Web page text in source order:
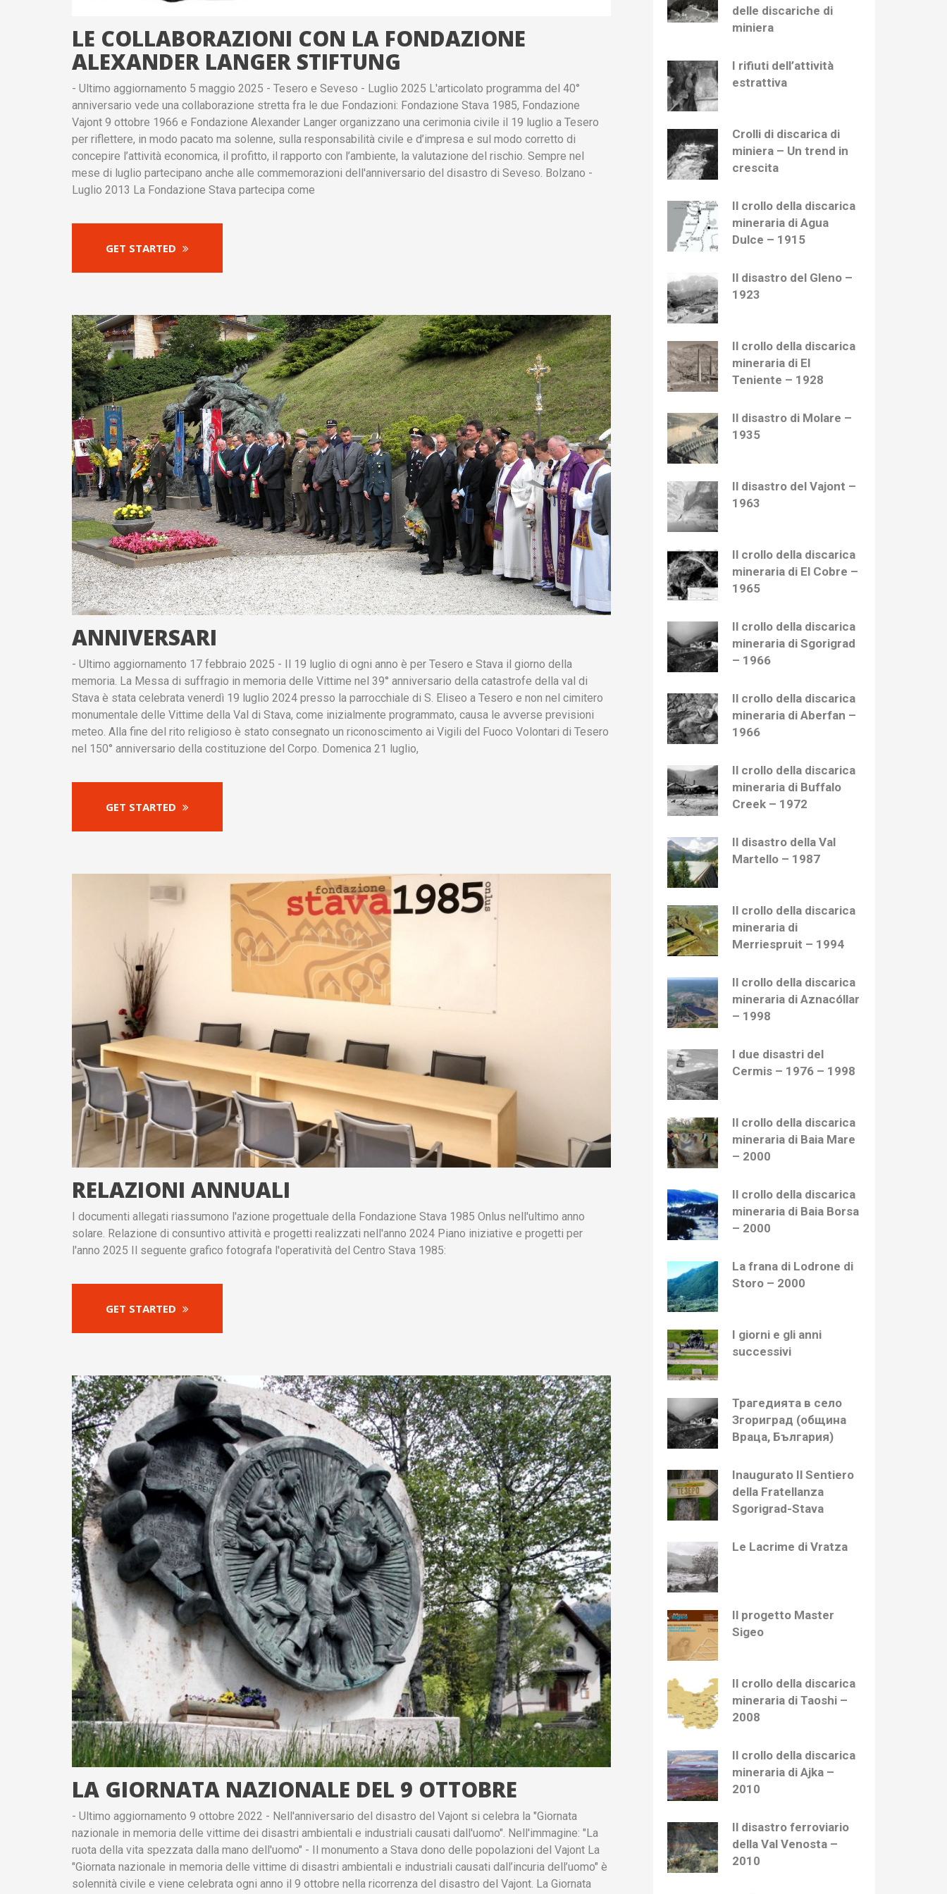
LE COLLABORAZIONI CON LA FONDAZIONE
ALEXANDER LANGER STIFTUNG
- Ultimo aggiornamento 5 maggio 2025 - Tesero e Seveso - Luglio 2025 L'articolato programma del 40°
anniversario vede una collaborazione stretta fra le due Fondazioni: Fondazione Stava 1985, Fondazione
Vajont 9 ottobre 1966 e Fondazione Alexander Langer organizzano una cerimonia civile il 19 luglio a Tesero
per riflettere, in modo pacato ma solenne, sulla responsabilità civile e d’impresa e sul modo corretto di
concepire l’attività economica, il profitto, il rapporto con l’ambiente, la valutazione del rischio. Sempre nel
mese di luglio partecipano anche alle commemorazioni dell'anniversario del disastro di Seveso. Bolzano -
Luglio 2013 La Fondazione Stava partecipa come
GET STARTED
ANNIVERSARI
- Ultimo aggiornamento 17 febbraio 2025 - Il 19 luglio di ogni anno è per Tesero e Stava il giorno della
memoria. La Messa di suffragio in memoria delle Vittime nel 39° anniversario della catastrofe della val di
Stava è stata celebrata venerdì 19 luglio 2024 presso la parrocchiale di S. Eliseo a Tesero e non nel cimitero
monumentale delle Vittime della Val di Stava, come inizialmente programmato, causa le avverse previsioni
meteo. Alla fine del rito religioso è stato consegnato un riconoscimento ai Vigili del Fuoco Volontari di Tesero
nel 150° anniversario della costituzione del Corpo. Domenica 21 luglio,
GET STARTED
RELAZIONI ANNUALI
I documenti allegati riassumono l'azione progettuale della Fondazione Stava 1985 Onlus nell'ultimo anno
solare. Relazione di consuntivo attività e progetti realizzati nell'anno 2024 Piano iniziative e progetti per
l'anno 2025 Il seguente grafico fotografa l'operatività del Centro Stava 1985:
GET STARTED
LA GIORNATA NAZIONALE DEL 9 OTTOBRE
- Ultimo aggiornamento 9 ottobre 2022 - Nell'anniversario del disastro del Vajont si celebra la "Giornata
nazionale in memoria delle vittime dei disastri ambientali e industriali causati dall'uomo". Nell'immagine: "La
ruota della vita spezzata dalla mano dell'uomo" - Il monumento a Stava dono delle popolazioni del Vajont La
"Giornata nazionale in memoria delle vittime di disastri ambientali e industriali causati dall’incuria dell’uomo" è
solennità civile e viene celebrata ogni anno il 9 ottobre nella ricorrenza del disastro del Vajont. La Giornata
delle discariche di
miniera
I rifiuti dell’attività
estrattiva
Crolli di discarica di
miniera – Un trend in
crescita
Il crollo della discarica
mineraria di Agua
Dulce – 1915
Il disastro del Gleno –
1923
Il crollo della discarica
mineraria di El
Teniente – 1928
Il disastro di Molare –
1935
Il disastro del Vajont –
1963
Il crollo della discarica
mineraria di El Cobre –
1965
Il crollo della discarica
mineraria di Sgorigrad
– 1966
Il crollo della discarica
mineraria di Aberfan –
1966
Il crollo della discarica
mineraria di Buffalo
Creek – 1972
Il disastro della Val
Martello – 1987
Il crollo della discarica
mineraria di
Merriespruit – 1994
Il crollo della discarica
mineraria di Aznacóllar
– 1998
I due disastri del
Cermis – 1976 – 1998
Il crollo della discarica
mineraria di Baia Mare
– 2000
Il crollo della discarica
mineraria di Baia Borsa
– 2000
La frana di Lodrone di
Storo – 2000
I giorni e gli anni
successivi
Трагедията в село
Згориград (община
Враца, България)
Inaugurato Il Sentiero
della Fratellanza
Sgorigrad-Stava
Le Lacrime di Vratza
Il progetto Master
Sigeo
Il crollo della discarica
mineraria di Taoshi –
2008
Il crollo della discarica
mineraria di Ajka –
2010
Il disastro ferroviario
della Val Venosta –
2010